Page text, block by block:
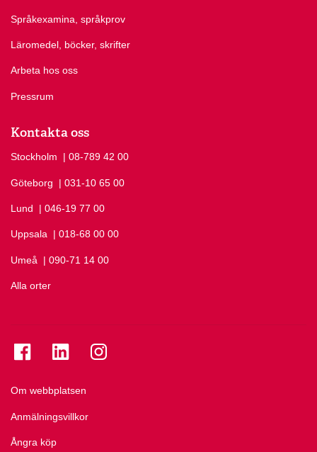
Språkexamina, språkprov
Läromedel, böcker, skrifter
Arbeta hos oss
Pressrum
Kontakta oss
Stockholm Ring Stockholm på
| 08-789 42 00
Göteborg Ring Göteborg på
| 031-10 65 00
Lund Ring Lund på
| 046-19 77 00
Uppsala Ring Uppsala på
| 018-68 00 00
Umeå Ring Umeå på
| 090-71 14 00
Alla orter
Om webbplatsen
Anmälningsvillkor
Ångra köp
Se folkuniversitetet på Facebook
Se folkuniversitetet på LinkedIn